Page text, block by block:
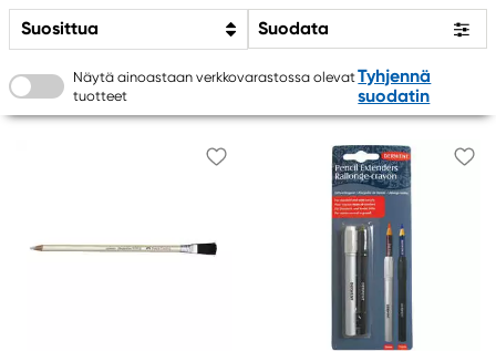
Suosittua Suodata
Näytä ainoastaan verkkovarastossa olevat
tuotteet
Tyhjennä
suodatin